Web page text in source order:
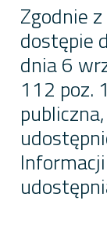
Zgodnie
dostępie
dnia 6
112 poz.